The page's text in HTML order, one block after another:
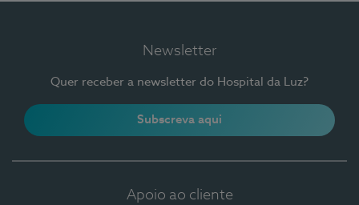
Newsletter
Quer receber a newsletter do Hospital da Luz?
Subscreva aqui
Apoio ao cliente